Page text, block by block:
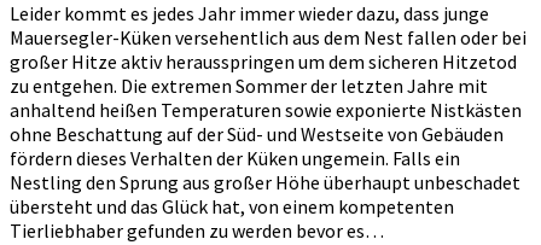
Leider kommt es jedes Jahr immer wieder dazu, dass junge
Mauersegler-Küken versehentlich aus dem Nest fallen oder bei
großer Hitze aktiv herausspringen um dem sicheren Hitzetod
zu entgehen. Die extremen Sommer der letzten Jahre mit
anhaltend heißen Temperaturen sowie exponierte Nistkästen
ohne Beschattung auf der Süd- und Westseite von Gebäuden
fördern dieses Verhalten der Küken ungemein. Falls ein
Nestling den Sprung aus großer Höhe überhaupt unbeschadet
übersteht und das Glück hat, von einem kompetenten
Tierliebhaber gefunden zu werden bevor es…